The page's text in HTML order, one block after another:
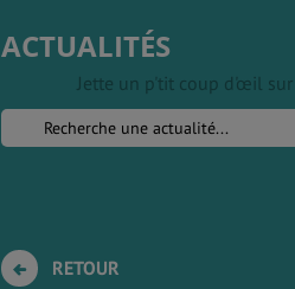
ACTUALITÉS
Jette un p'tit coup d'œil
RETOUR